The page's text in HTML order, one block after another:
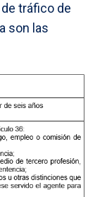
tráfico de
son las